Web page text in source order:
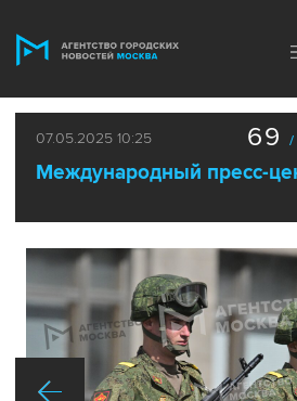
07.05.2025 10:25
Международный пресс-
69 /